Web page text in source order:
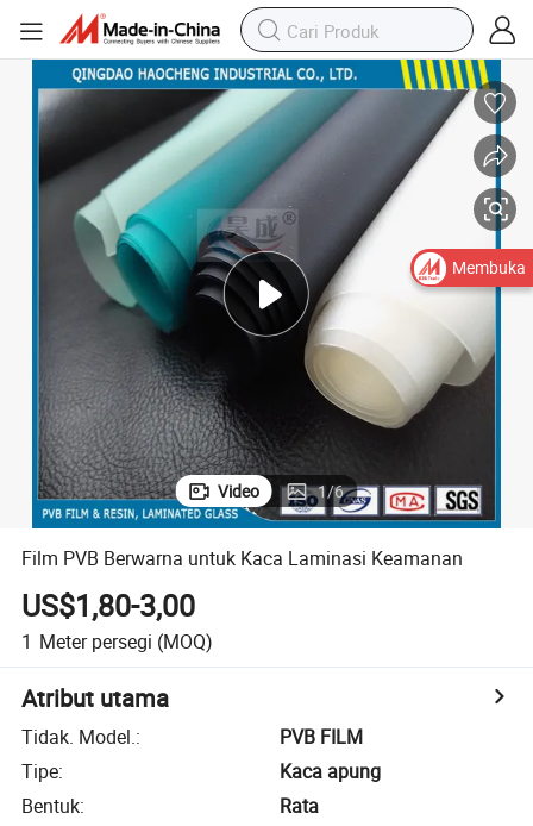
Video 1/6
Film PVB Berwarna untuk Kaca Laminasi Keamanan
US$1,80-3,00
1 Meter persegi (MOQ)
Atribut utama
Tidak. Model.:
PVB FILM
Tipe:
Kaca apung
Bentuk:
Rata
Membuka